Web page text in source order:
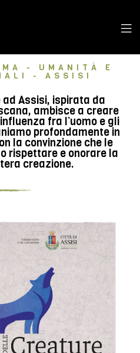
- UMANITÀ E
- ASSISI
Assisi, ispirata da
ambisce a creare
fra l’uomo e gli
profondamente in
la convinzione che le
rispettare e onorare la
creazione.